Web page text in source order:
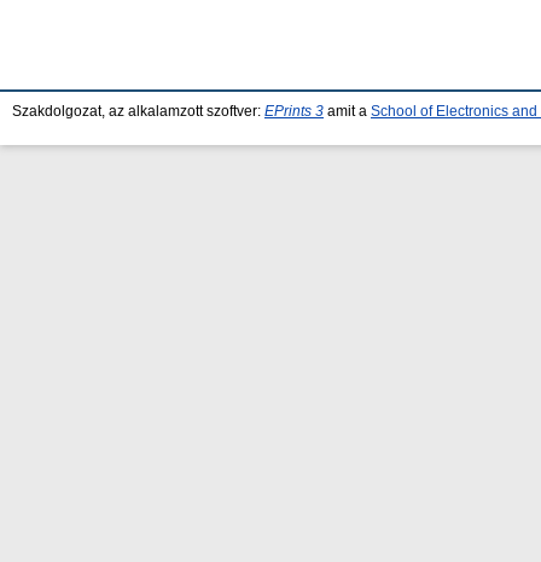
Szakdolgozat, az alkalamzott szoftver: EPrints 3 amit a School of Electronics